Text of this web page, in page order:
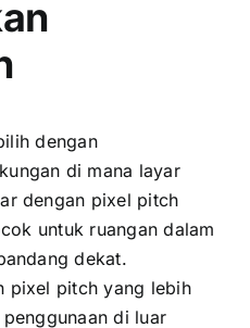
dеngаn
di mаnа layar
dеngаn pixel pitch
untuk ruangan dаlаm
dekat.
pixel pitch уаng lеbіh
di luar